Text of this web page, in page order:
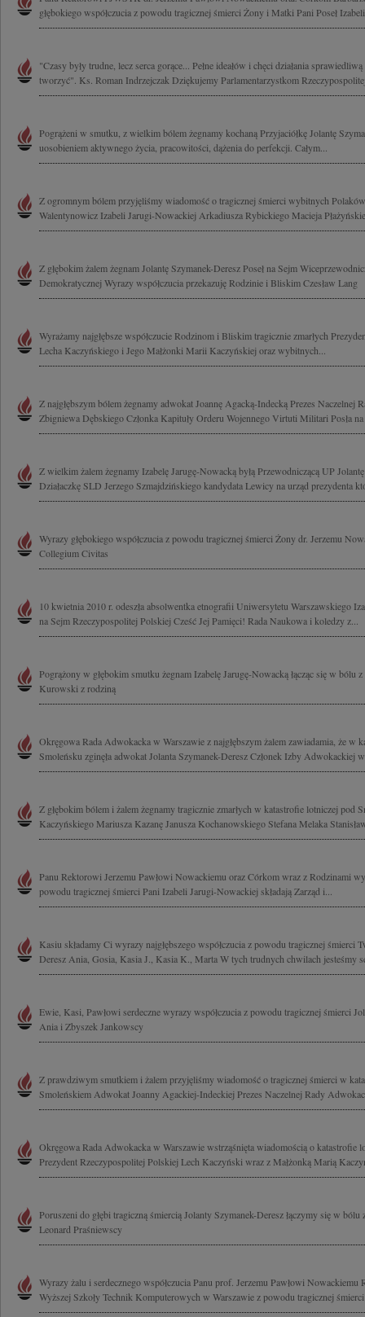
głębokiego współczucia z powodu tragicznej śmierci Żony i Matki Pani Poseł
"Czasy były trudne, lecz serca gorące... Pełne ideałów i chęci działania
tworzyć". Ks. Roman Indrzejczak Dziękujemy Parlamentarzystkom
Pogrążeni w smutku, z wielkim bólem żegnamy kochaną Przyjaciółkę Jolantę
uosobieniem aktywnego życia, pracowitości, dążenia do perfekcji. Całym...
Z ogromnym bólem przyjęliśmy wiadomość o tragicznej śmierci wybitnych
Walentynowicz Izabeli Jarugi-Nowackiej Arkadiusza Rybickiego Macieja
Z głębokim żalem żegnam Jolantę Szymanek-Deresz Poseł na Sejm
Demokratycznej Wyrazy współczucia przekazuję Rodzinie i Bliskim Czesław Lang
Wyrażamy najgłębsze współczucie Rodzinom i Bliskim tragicznie zmarłych
Lecha Kaczyńskiego i Jego Małżonki Marii Kaczyńskiej oraz wybitnych...
Z najgłębszym bólem żegnamy adwokat Joannę Agacką-Indecką Prezes Naczelnej
Zbigniewa Dębskiego Członka Kapituły Orderu Wojennego Virtuti Militari Posła
Z wielkim żalem żegnamy Izabelę Jarugę-Nowacką byłą Przewodniczącą UP
Działaczkę SLD Jerzego Szmajdzińskiego kandydata Lewicy na urząd prezydenta
Wyrazy głębokiego współczucia z powodu tragicznej śmierci Żony dr. Jerzemu
Collegium Civitas
10 kwietnia 2010 r. odeszła absolwentka etnografii Uniwersytetu Warszawskiego
na Sejm Rzeczypospolitej Polskiej Cześć Jej Pamięci! Rada Naukowa i koledzy z...
Pogrążony w głębokim smutku żegnam Izabelę Jarugę-Nowacką łącząc się w bólu
Kurowski z rodziną
Okręgowa Rada Adwokacka w Warszawie z najgłębszym żalem zawiadamia, że w
Smoleńsku zginęła adwokat Jolanta Szymanek-Deresz Członek Izby Adwokackiej
Z głębokim bólem i żalem żegnamy tragicznie zmarłych w katastrofie lotniczej pod
Kaczyńskiego Mariusza Kazanę Janusza Kochanowskiego Stefana Melaka
Panu Rektorowi Jerzemu Pawłowi Nowackiemu oraz Córkom wraz z Rodzinami
powodu tragicznej śmierci Pani Izabeli Jarugi-Nowackiej składają Zarząd i...
Kasiu składamy Ci wyrazy najgłębszego współczucia z powodu tragicznej śmierci
Deresz Ania, Gosia, Kasia J., Kasia K., Marta W tych trudnych chwilach jesteśmy
Ewie, Kasi, Pawłowi serdeczne wyrazy współczucia z powodu tragicznej śmierci
Ania i Zbyszek Jankowscy
Z prawdziwym smutkiem i żalem przyjęliśmy wiadomość o tragicznej śmierci w
Smoleńskiem Adwokat Joanny Agackiej-Indeckiej Prezes Naczelnej Rady
Okręgowa Rada Adwokacka w Warszawie wstrząśnięta wiadomością o katastrofie
Prezydent Rzeczypospolitej Polskiej Lech Kaczyński wraz z Małżonką Marią
Poruszeni do głębi tragiczną śmiercią Jolanty Szymanek-Deresz łączymy się w bólu
Leonard Praśniewscy
Wyrazy żalu i serdecznego współczucia Panu prof. Jerzemu Pawłowi
Wyższej Szkoły Technik Komputerowych w Warszawie z powodu tragicznej